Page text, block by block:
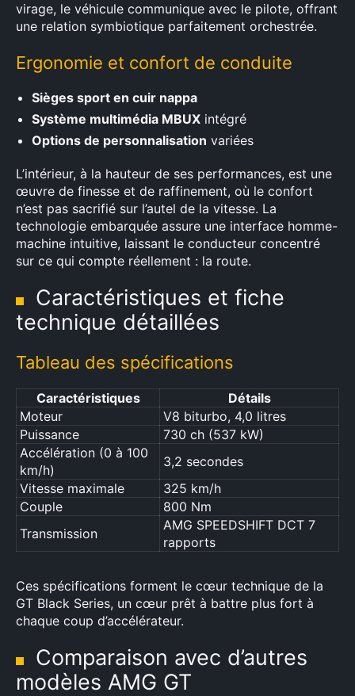
virage, le véhicule communique avec le pilote, offrant
une relation symbiotique parfaitement orchestrée.
Ergonomie et confort de conduite
Sièges sport en cuir nappa
Système multimédia MBUX intégré
Options de personnalisation variées
L’intérieur, à la hauteur de ses performances, est une
œuvre de finesse et de raffinement, où le confort
n’est pas sacrifié sur l’autel de la vitesse. La
technologie embarquée assure une interface homme-
machine intuitive, laissant le conducteur concentré
sur ce qui compte réellement : la route.
Caractéristiques et fiche
technique détaillées
Tableau des spécifications
Caractéristiques
Détails
Moteur
V8 biturbo, 4,0 litres
Puissance
730 ch (537 kW)
Accélération (0 à 100
km/h)
3,2 secondes
Vitesse maximale
325 km/h
Couple
800 Nm
Transmission
AMG SPEEDSHIFT DCT 7
rapports
Ces spécifications forment le cœur technique de la
GT Black Series, un cœur prêt à battre plus fort à
chaque coup d’accélérateur.
Comparaison avec d’autres
modèles AMG GT
Rechercher
: